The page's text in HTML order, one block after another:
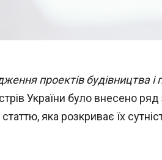
проектів будівництва і
України було внесено
яка розкриває їх